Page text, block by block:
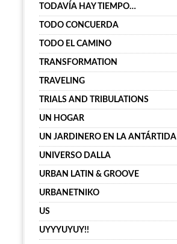
TODAVÍA HAY TIEMPO…
TODO CONCUERDA
TODO EL CAMINO
TRANSFORMATION
TRAVELING
TRIALS AND TRIBULATIONS
UN HOGAR
UN JARDINERO EN LA ANTÁRTIDA
UNIVERSO DALLA
URBAN LATIN & GROOVE
URBANETNIKO
US
UYYYUYUY!!